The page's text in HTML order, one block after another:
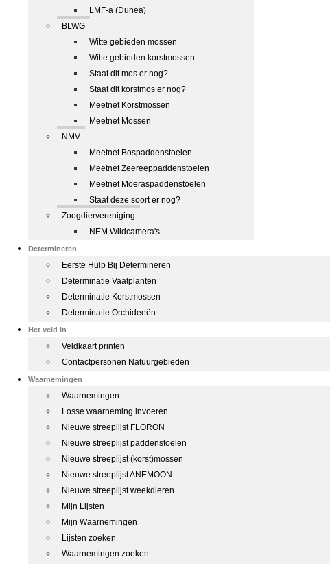
LMF-a (Dunea)
BLWG
Witte gebieden mossen
Witte gebieden korstmossen
Staat dit mos er nog?
Staat dit korstmos er nog?
Meetnet Korstmossen
Meetnet Mossen
NMV
Meetnet Bospaddenstoelen
Meetnet Zeereeppaddenstoelen
Meetnet Moeraspaddenstoelen
Staat deze soort er nog?
Zoogdiervereniging
NEM Wildcamera's
Determineren
Eerste Hulp Bij Determineren
Determinatie Vaatplanten
Determinatie Korstmossen
Determinatie Orchideeën
Het veld in
Veldkaart printen
Contactpersonen Natuurgebieden
Waarnemingen
Waarnemingen
Losse waarneming invoeren
Nieuwe streeplijst FLORON
Nieuwe streeplijst paddenstoelen
Nieuwe streeplijst (korst)mossen
Nieuwe streeplijst ANEMOON
Nieuwe streeplijst weekdieren
Mijn Lijsten
Mijn Waarnemingen
Lijsten zoeken
Waarnemingen zoeken